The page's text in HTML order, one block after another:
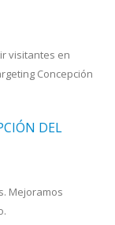
visitantes en
Concepción
DEL
Mejoramos